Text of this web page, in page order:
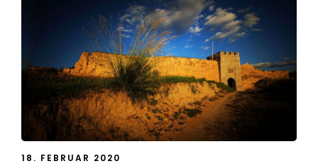
18. FEBRUAR 2020